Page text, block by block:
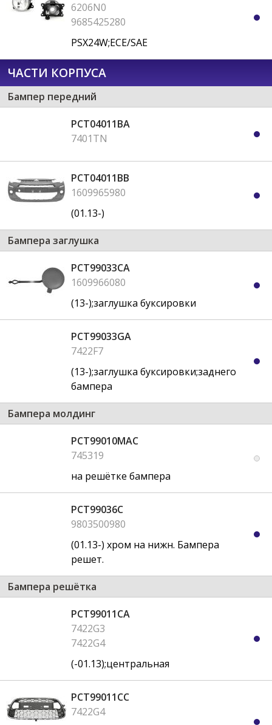
6206N0
9685425280
PSX24W;ECE/SAE
ЧАСТИ КОРПУСА
Бампер передний
PCT04011BA
7401TN
PCT04011BB
1609965980
(01.13-)
Бампера заглушка
PCT99033CA
1609966080
(13-);заглушка буксировки
PCT99033GA
7422F7
(13-);заглушка буксировки;заднего
бампера
Бампера молдинг
PCT99010MAC
745319
на решётке бампера
PCT99036C
9803500980
(01.13-) хром на нижн. Бампера
решет.
Бампера решётка
PCT99011CA
7422G3
7422G4
(-01.13);центральная
PCT99011CC
7422G4